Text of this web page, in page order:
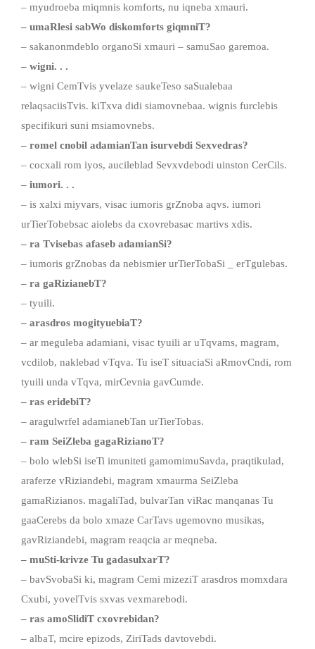
– myudroeba miqmnis komforts, nu iqneba xmauri.
– umaRlesi sabWo diskomforts giqmniT?
– sakanonmdeblo organoSi xmauri – samuSao garemoa.
– wigni. . .
– wigni CemTvis yvelaze saukeTeso saSualebaa
relaqsaciisTvis. kiTxva didi siamovnebaa. wignis furclebis
specifikuri suni msiamovnebs.
– romel cnobil adamianTan isurvebdi Sexvedras?
– cocxali rom iyos, aucileblad Sevxvdebodi uinston CerCils.
– iumori. . .
– is xalxi miyvars, visac iumoris grZnoba aqvs. iumori
urTierTobebsac aiolebs da cxovrebasac martivs xdis.
– ra Tvisebas afaseb adamianSi?
– iumoris grZnobas da nebismier urTierTobaSi _ erTgulebas.
– ra gaRizianebT?
– tyuili.
– arasdros mogityuebiaT?
– ar meguleba adamiani, visac tyuili ar uTqvams, magram,
vcdilob, naklebad vTqva. Tu iseT situaciaSi aRmovCndi, rom
tyuili unda vTqva, mirCevnia gavCumde.
– ras eridebiT?
– aragulwrfel adamianebTan urTierTobas.
– ram SeiZleba gagaRizianoT?
– bolo wlebSi iseTi imuniteti gamomimuSavda, praqtikulad,
araferze vRiziandebi, magram xmaurma SeiZleba
gamaRizianos. magaliTad, bulvarTan viRac manqanas Tu
gaaCerebs da bolo xmaze CarTavs ugemovno musikas,
gavRiziandebi, magram reaqcia ar meqneba.
– muSti-krivze Tu gadasulxarT?
– bavSvobaSi ki, magram Cemi mizeziT arasdros momxdara
Cxubi, yovelTvis sxvas vexmarebodi.
– ras amoSlidiT cxovrebidan?
– albaT, mcire epizods, ZiriTads davtovebdi.